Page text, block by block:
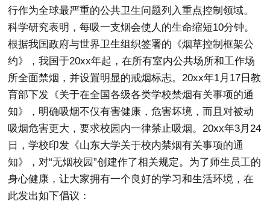
行作为全球最严重的公共卫生问题列入重点控制领域。
科学研究表明，每吸一支烟会使人的生命缩短10分钟。
根据我国政府与世界卫生组织签署的《烟草控制框架公
约》，我国于20xx年起，在所有室内公共场所和工作场
所全面禁烟，并设置明显的戒烟标志。20xx年1月17日教
育部下发《关于在全国各级各类学校禁烟有关事项的通
知》，明确吸烟不仅有害健康，危害坏境，而且对被动
吸烟危害更大，要求校园内一律禁止吸烟。20xx年3月24
日，学校印发《山东大学关于校内禁烟有关事项的通
知》，对“无烟校园”创建作了相关规定。为了师生员工的
身心健康，让大家拥有一个良好的学习和生活环境，在
此发出如下倡议：